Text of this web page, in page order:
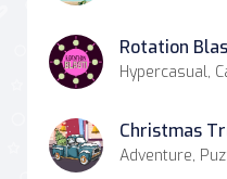
Rotation
Hypercasual,
Christmas
Adventure,